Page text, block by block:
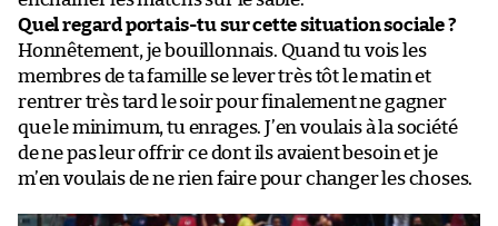
Quel regard portais-tu sur cette situation sociale ?
Honnêtement, je bouillonnais. Quand tu vois les
membres de ta famille se lever très tôt le matin et
rentrer très tard le soir pour finalement ne gagner
que le minimum, tu enrages. J’en voulais à la société
de ne pas leur offrir ce dont ils avaient besoin et je
m’en voulais de ne rien faire pour changer les choses.